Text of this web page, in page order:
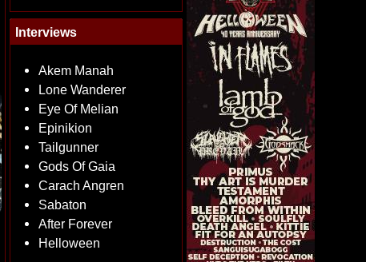
Interviews
Akem Manah
Lone Wanderer
Eye Of Melian
Epinikion
Tailgunner
Gods Of Gaia
Carach Angren
Sabaton
After Forever
Helloween